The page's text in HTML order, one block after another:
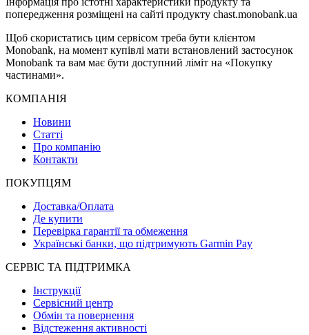
попередження розміщені на сайті продукту chast.monobank.ua
Щоб скористатись цим сервісом треба бути клієнтом
Monobank, на момент купівлі мати встановлений застосунок
Monobank та вам має бути доступний ліміт на «Покупку
частинами».
КОМПАНІЯ
Новини
Статті
Про компанію
Контакти
ПОКУПЦЯМ
Доставка/Оплата
Де купити
Перевірка гарантії та обмеження
Українські банки, що підтримують Garmin Pay
СЕРВІС ТА ПІДТРИМКА
Інструкції
Сервісний центр
Обмін та повернення
Відстеження активності